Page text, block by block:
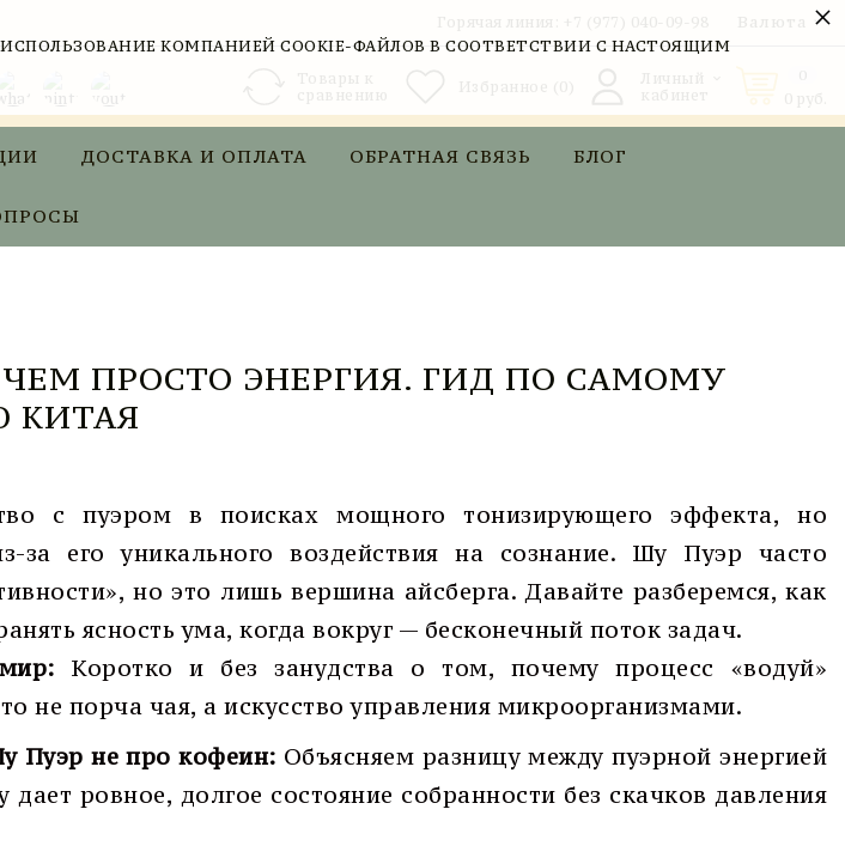
ДОСТАВКА И ОПЛАТА ОБРАТНАЯ СВЯЗЬ БЛОГ
ПРОСТО ЭНЕРГИЯ. ГИД ПО САМОМУ
КИТАЯ
с пуэром в поисках мощного тонизирующего эффекта, но
его уникального воздействия на сознание. Шу Пуэр часто
но это лишь вершина айсберга. Давайте разберемся, как
ясность ума, когда вокруг — бесконечный поток задач.
Коротко и без занудства о том, почему процесс «водуй»
не порча чая, а искусство управления микроорганизмами.
Пуэр не про кофеин: Объясняем разницу между пуэрной энергией
ровное, долгое состояние собранности без скачков давления
КОМПАНИЕЙ COOKIE-ФАЙЛОВ В СООТВЕТСТВИИ С НАСТОЯЩИМ
×